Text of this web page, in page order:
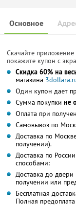
Основное
Скачайте
покажите купон с
Скидка 60% на
магазина
Один купон дает
Сумма покупки не
Оплата при
Самовывоз по
Доставка по
получении).
Доставка по
способами:
Доставка до
получении или
Бесплатная
Полная предоплата